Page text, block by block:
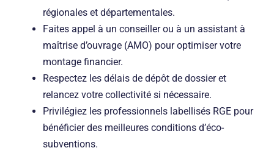
régionales et départementales.
Faites appel à un conseiller ou à un assistant à
maîtrise d’ouvrage (AMO) pour optimiser votre
montage financier.
Respectez les délais de dépôt de dossier et
relancez votre collectivité si nécessaire.
Privilégiez les professionnels labellisés RGE pour
bénéficier des meilleures conditions d’éco-
subventions.